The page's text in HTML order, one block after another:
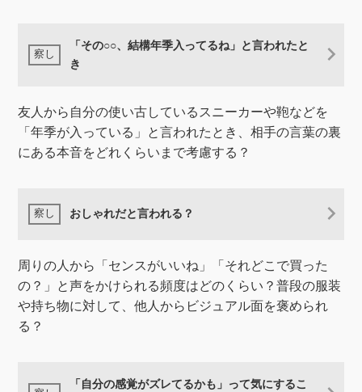
「その○○、結構年季入ってるね」と言われたと
き
友人から自分の使い古しているスニーカーや鞄などを
「年季が入っている」と言われたとき、相手の言葉の裏
にある本音をどれくらいまで考慮する？
おしゃれだと言われる？
周りの人から「センスがいいね」「それどこで買った
の？」と声をかけられる頻度はどのくらい？普段の服装
や持ち物に対して、他人からビジュアル面を褒められ
る？
「自分の感覚がズレてるかも」って気にするこ